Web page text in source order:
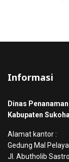
Informasi
Dinas
Kabupaten
Alamat kantor :
Gedung Mal
Jl. Abutholib